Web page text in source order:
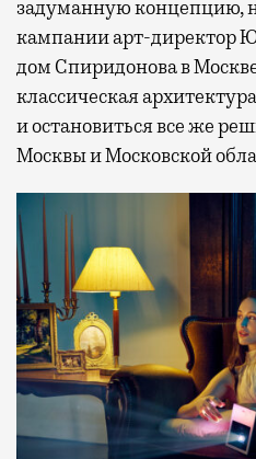
задуманную концепцию,
кампании арт-директор
дом Спиридонова в
классическая
и остановиться все же
Москвы и Московской